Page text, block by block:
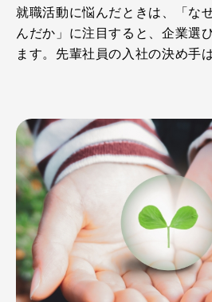
就職活動に悩んだときは、「な
んだか」に注目すると、企業選
ます。先輩社員の入社の決め手